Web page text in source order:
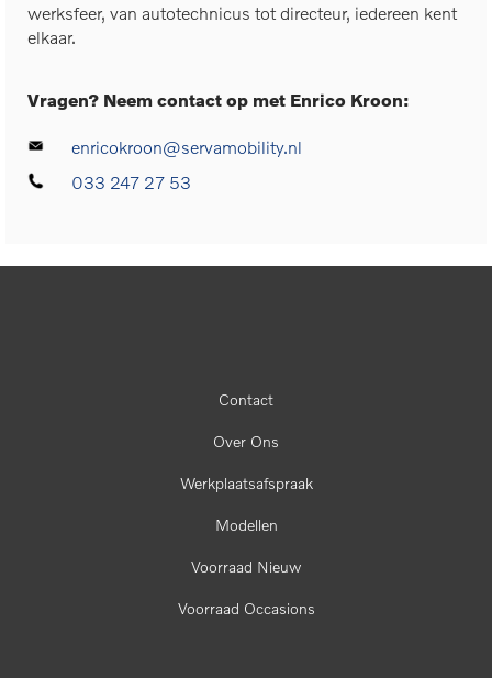
werksfeer, van autotechnicus tot directeur, iedereen kent
elkaar.
Vragen? Neem contact op met Enrico Kroon:
enricokroon@servamobility.nl
033 247 27 53
Contact
Over Ons
Werkplaatsafspraak
Modellen
Voorraad Nieuw
Voorraad Occasions